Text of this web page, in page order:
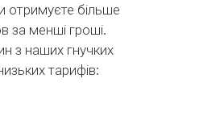
отримуєте більше
за менші гроші.
з наших гнучких
тарифів: